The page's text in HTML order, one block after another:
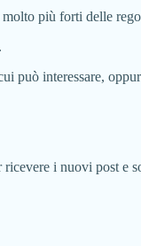
molto più forti delle
può interessare,
i nuovi post